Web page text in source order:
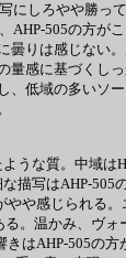
しろやや勝っ
AHP-505の方が
りは感じない
量感に基づくし
、低域の多いソ
うな質。中域は
描写はAHP-505
や感じられる
。温かみ、ヴ
はAHP-505の